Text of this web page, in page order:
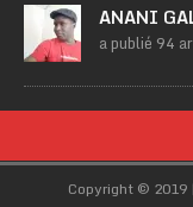
ANANI
a publié 94
Copyright © 2019